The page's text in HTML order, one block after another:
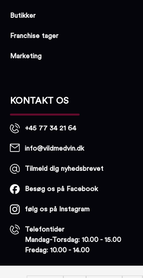
Butikker
Franchise tager
Marketing
KONTAKT OS
+45 77 34 21 64
info@vildmedvin.dk
Tilmeld dig nyhedsbrevet
Besøg os på Facebook
følg os på Instagram
Telefontider
Mandag-Torsdag: 10.00 - 15.00
Fredag: 10.00 - 14.00